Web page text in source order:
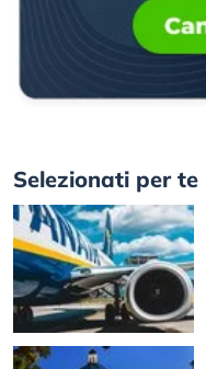
Selezionati per te